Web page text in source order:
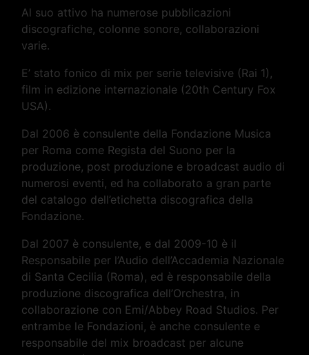
Al suo attivo ha numerose pubblicazioni
discografiche, colonne sonore, collaborazioni
varie.
E’ stato fonico di mix per serie televisive (Rai 1),
film in edizione internazionale (20th Century Fox
USA).
Dal 2006 è consulente della Fondazione Musica
per Roma come Regista del Suono per la
produzione, post produzione e broadcast audio di
numerosi eventi, ed ha collaborato a gran parte
del catalogo dell’etichetta discografica della
Fondazione.
Dal 2007 è consulente, e dal 2009-10 è il
Responsabile per l’Audio dell’Accademia Nazionale
di Santa Cecilia (Roma), ed è responsabile della
produzione discografica dell’Orchestra, in
collaborazione con Emi/Abbey Road Studios. Per
entrambe le Fondazioni, è anche consulente e
responsabile del mix broadcast per alcune